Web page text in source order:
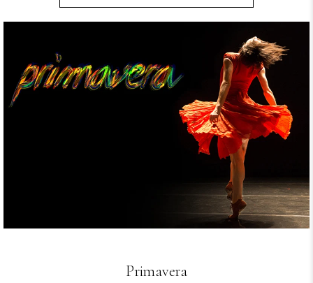
Primavera